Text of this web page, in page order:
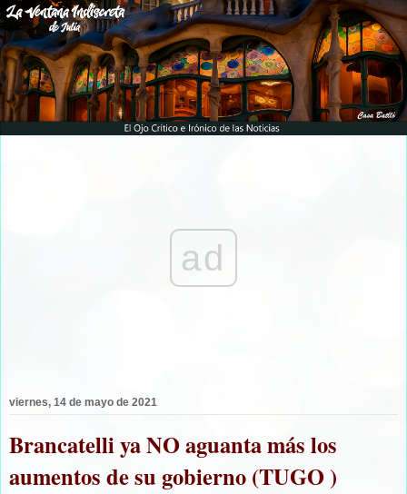
ad
viernes, 14 de mayo de 2021
Brancatelli ya NO aguanta más los
aumentos de su gobierno (TUGO )